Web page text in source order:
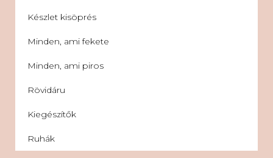
Készlet kisöprés
Minden, ami fekete
Minden, ami piros
Rövidáru
Kiegészítők
Ruhák